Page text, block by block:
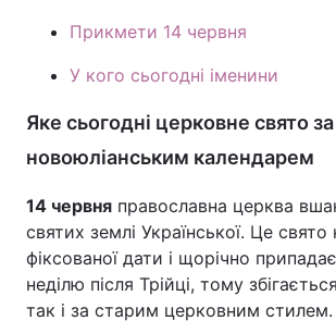
Тема оформлення
Прикмети 14 червня
У кого сьогодні іменини
Яке сьогодні церковне свято за
новоюліанським календарем
14 червня православна церква
святих землі Української. Це свято
фіксованої дати і щорічно
неділю після Трійці, тому
так і за старим церковним стилем.